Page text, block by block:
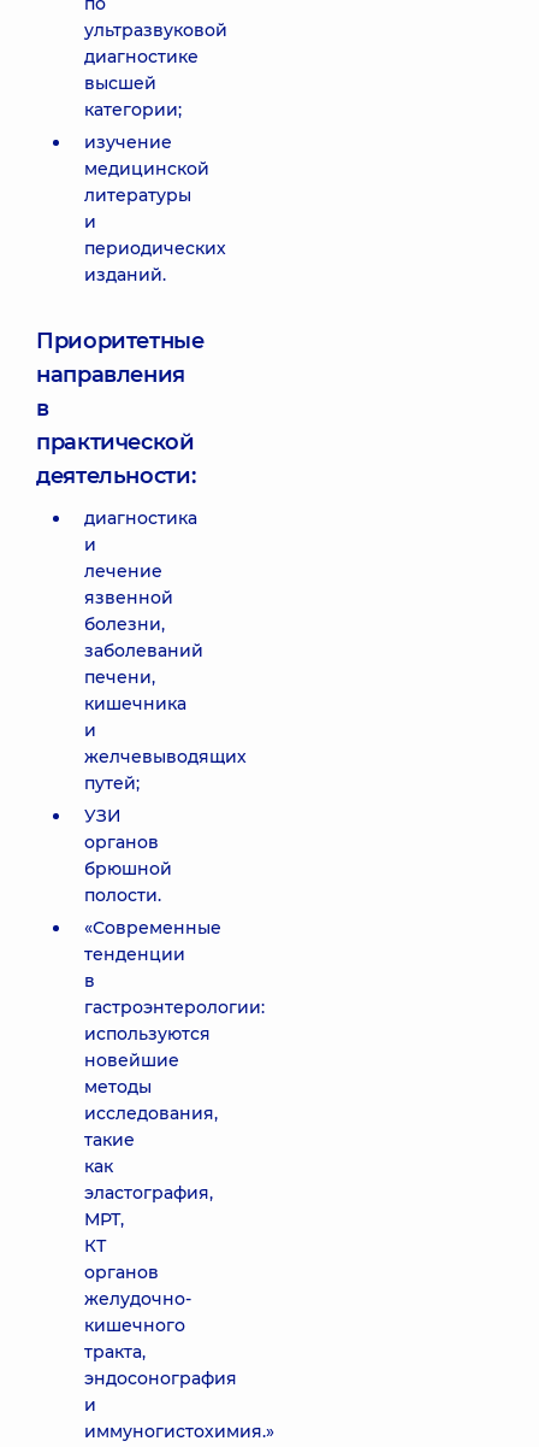
ультразвуковой
диагностике
высшей
категории;
изучение
медицинской
литературы
и
периодических
изданий.
Приоритетные
направления
в
практической
деятельности:
диагностика
и
лечение
язвенной
болезни,
заболеваний
печени,
кишечника
и
желчевыводящих
путей;
УЗИ
органов
брюшной
полости.
«Современные
тенденции
в
гастроэнтерологии:
используются
новейшие
методы
исследования,
такие
как
эластография,
МРТ,
КТ
органов
желудочно-
кишечного
тракта,
эндосонография
и
иммуногистохимия.»